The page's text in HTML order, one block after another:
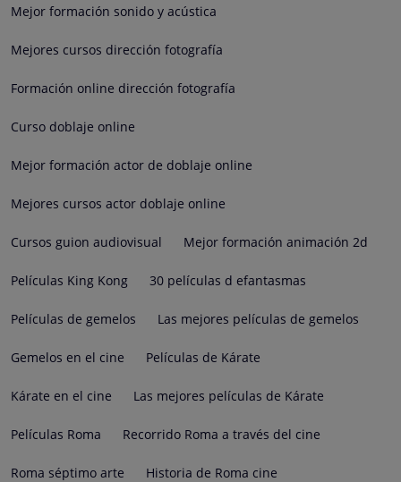
Mejor formación sonido y acústica
Mejores cursos dirección fotografía
Formación online dirección fotografía
Curso doblaje online
Mejor formación actor de doblaje online
Mejores cursos actor doblaje online
Cursos guion audiovisual Mejor formación animación 2d
Películas King Kong 30 películas d efantasmas
Películas de gemelos Las mejores películas de gemelos
Gemelos en el cine Películas de Kárate
Kárate en el cine Las mejores películas de Kárate
Películas Roma Recorrido Roma a través del cine
Roma séptimo arte Historia de Roma cine